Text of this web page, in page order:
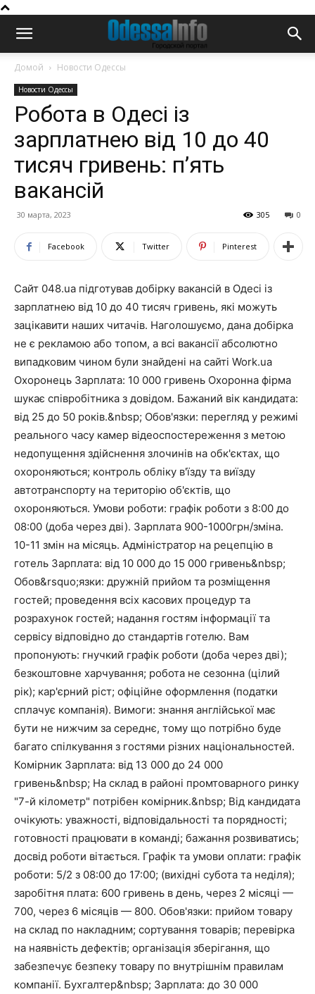
Домой Новости Одессы
Новости Одессы
Робота в Одесі із
зарплатнею від 10 до 40
тисяч гривень: п’ять
вакансій
30 марта, 2023 0
305
Facebook Twitter Pinterest
Сайт 048.ua підготував добірку вакансій в Одесі із
зарплатнею від 10 до 40 тисяч гривень, які можуть
зацікавити наших читачів. Наголошуємо, дана добірка
не є рекламою або топом, а всі вакансії абсолютно
випадковим чином були знайдені на сайті Work.ua
Охоронець Зарплата: 10 000 гривень Охоронна фірма
шукає співробітника з довідом. Бажаний вік кандидата:
від 25 до 50 років.&nbsp; Обов'язки: перегляд у режимі
реального часу камер відеоспостереження з метою
недопущення здійснення злочинів на обк'єктах, що
охороняються; контроль обліку в'їзду та виїзду
автотранспорту на територію об'єктів, що
охороняються. Умови роботи: графік роботи з 8:00 до
08:00 (доба через дві). Зарплата 900-1000грн/зміна.
10-11 змін на місяць. Адміністратор на рецепцію в
готель Зарплата: від 10 000 до 15 000 гривень&nbsp;
Обов&rsquo;язки: дружній прийом та розміщення
гостей; проведення всіх касових процедур та
розрахунок гостей; надання гостям інформації та
сервісу відповідно до стандартів готелю. Вам
пропонують: гнучкий графік роботи (доба через дві);
безкоштовне харчування; робота не сезонна (цілий
рік); кар'єрний ріст; офіційне оформлення (податки
сплачує компанія). Вимоги: знання англійської має
бути не нижчим за середнє, тому що потрібно буде
багато спілкування з гостями різних національностей.
Комірник Зарплата: від 13 000 до 24 000
гривень&nbsp; На склад в районі промтоварного ринку
"7-й кілометр" потрібен комірник.&nbsp; Від кандидата
очікують: уважності, відповідальності та порядності;
готовності працювати в команді; бажання розвиватись;
досвід роботи вітається. Графік та умови оплати: графік
роботи: 5/2 з 08:00 до 17:00; (вихідні субота та неділя);
заробітня плата: 600 гривень в день, через 2 місяці —
700, через 6 місяців — 800. Обов'язки: прийом товару
на склад по накладним; сортування товарів; перевірка
на наявність дефектів; організація зберігання, що
забезпечує безпеку товару по внутрішнім правилам
компанії. Бухгалтер&nbsp; Зарплата: до 30 000